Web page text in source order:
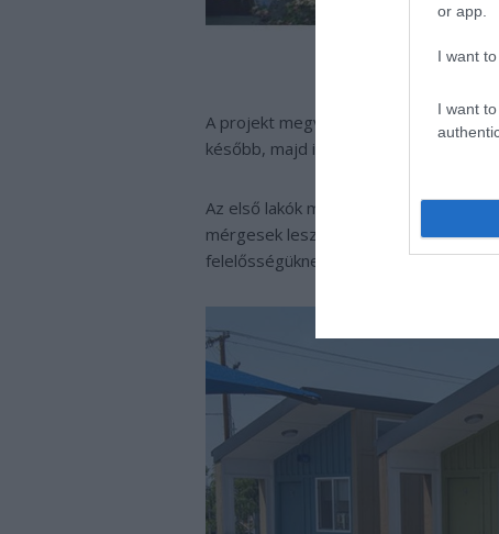
or app.
I want
I want
A projekt megvalósítói olyan
később, majd innen kikerülve
Az első lakók már most igyekeznek
mérgesek lesznek, ha látnak egy
felelősségüknek érzik, hogy